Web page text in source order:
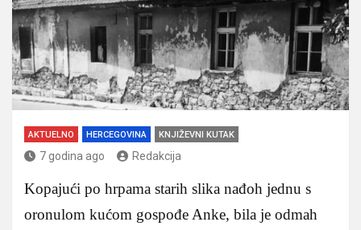
AKTUELNO HERCEGOVINA KNJIŽEVNI KUTAK
7 godina ago Redakcija
Kopajući po hrpama starih slika nađoh jednu s
oronulom kućom gospođe Anke, bila je odmah